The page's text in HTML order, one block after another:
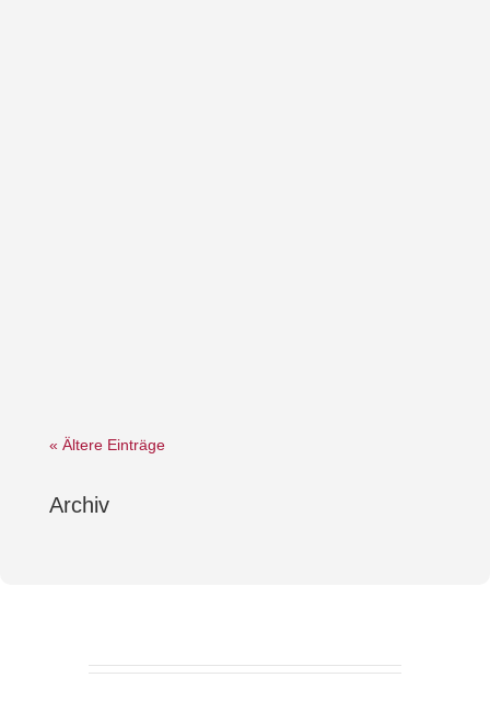
« Ältere Einträge
Archiv